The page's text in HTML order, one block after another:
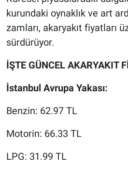
kurundaki oynaklık ve art
zamları, akaryakıt fiyatları
sürdürüyor.
İŞTE GÜNCEL AKARYAKIT
İstanbul Avrupa Yakası:
Benzin: 62.97 TL
Motorin: 66.33 TL
LPG: 31.99 TL